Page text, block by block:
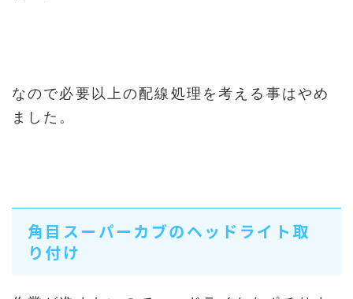
なので必要以上の配線処理を考える事はやめ
ました。
角目スーパーカブのヘッドライト取
り付け